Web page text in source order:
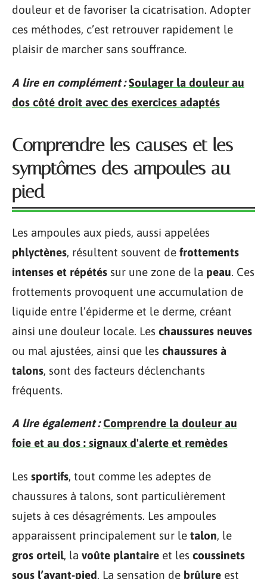
douleur et de favoriser la cicatrisation. Adopter
ces méthodes, c’est retrouver rapidement le
plaisir de marcher sans souffrance.
A lire en complément : Soulager la douleur au
dos côté droit avec des exercices adaptés
Comprendre les causes et les
symptômes des ampoules au
pied
Les ampoules aux pieds, aussi appelées
phlyctènes, résultent souvent de frottements
intenses et répétés sur une zone de la peau. Ces
frottements provoquent une accumulation de
liquide entre l’épiderme et le derme, créant
ainsi une douleur locale. Les chaussures neuves
ou mal ajustées, ainsi que les chaussures à
talons, sont des facteurs déclenchants
fréquents.
A lire également : Comprendre la douleur au
foie et au dos : signaux d'alerte et remèdes
Les sportifs, tout comme les adeptes de
chaussures à talons, sont particulièrement
sujets à ces désagréments. Les ampoules
apparaissent principalement sur le talon, le
gros orteil, la voûte plantaire et les coussinets
sous l’avant-pied. La sensation de brûlure est